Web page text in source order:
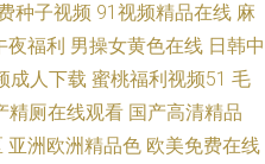
种子视频 91视频精品在线 麻
夜福利 男操女黄色在线 日韩中
成人下载 蜜桃福利视频51 毛
精厕在线观看 国产高清精品
亚洲欧洲精品色 欧美免费在线